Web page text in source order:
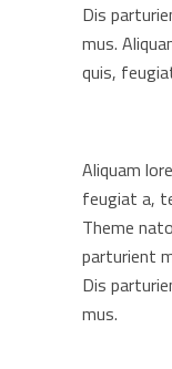
Dis
mus.
quis,
Aliquam
feugiat a,
Theme
parturient
Dis
mus.